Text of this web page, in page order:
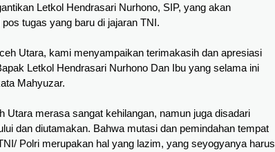
Letkol Hendrasari Nurhono, SIP, yang akan
tugas yang baru di jajaran TNI.
Utara, kami menyampaikan terimakasih dan apresiasi
Letkol Hendrasari Nurhono Dan Ibu yang selama ini
Mahyuzar.
Utara merasa sangat kehilangan, namun juga disadari
dan diutamakan. Bahwa mutasi dan pemindahan tempat
Polri merupakan hal yang lazim, yang seyogyanya harus